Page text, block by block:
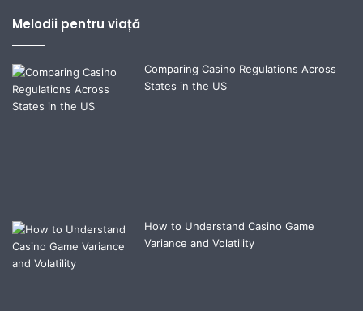
Melodii pentru viață
Comparing Casino Regulations Across
States in the US
How to Understand Casino Game
Variance and Volatility